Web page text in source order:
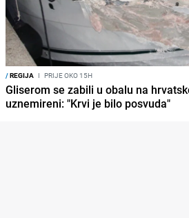
/REGIJA I PRIJE OKO 15H
Gliserom se zabili u obalu na
uznemireni: "Krvi je bilo posvuda"